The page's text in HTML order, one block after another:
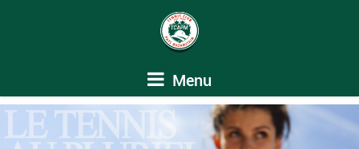
Menu